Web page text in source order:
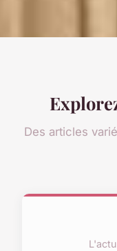
Des articles